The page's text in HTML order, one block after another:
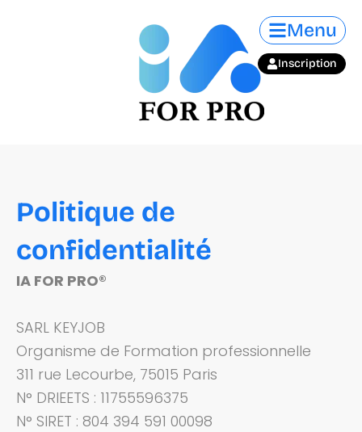
Menu
Inscription
Politique de
confidentialité
IA FOR PRO®
SARL KEYJOB
Organisme de Formation professionnelle
311 rue Lecourbe, 75015 Paris
N° DRIEETS : 11755596375
N° SIRET : 804 394 591 00098